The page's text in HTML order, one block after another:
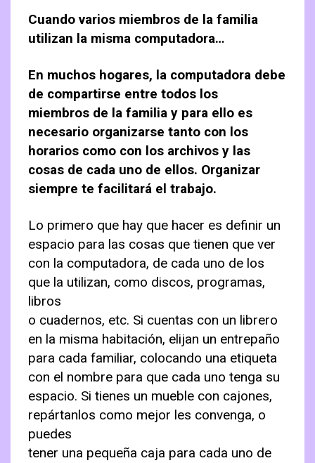
Organización Personal
Finanzas Personales
Relaciones Personales
Tips para Organizar
Guía Organizar el Clóset
Guia Organizar el Buzón
5s Organizar Lugar de Trabajo
Carrito
Cuando varios miembros de la familia
utilizan la misma computadora…
En muchos hogares, la computadora debe
de compartirse entre todos los
miembros de la familia y para ello es
necesario organizarse tanto con los
horarios como con los archivos y las
cosas de cada uno de ellos. Organizar
siempre te facilitará el trabajo.
Lo primero que hay que hacer es definir un
espacio para las cosas que tienen que ver
con la computadora, de cada uno de los
que la utilizan, como discos, programas,
libros
o cuadernos, etc. Si cuentas con un librero
en la misma habitación, elijan un entrepaño
para cada familiar, colocando una etiqueta
con el nombre para que cada uno tenga su
espacio. Si tienes un mueble con cajones,
repártanlos como mejor les convenga, o
puedes
tener una pequeña caja para cada uno de